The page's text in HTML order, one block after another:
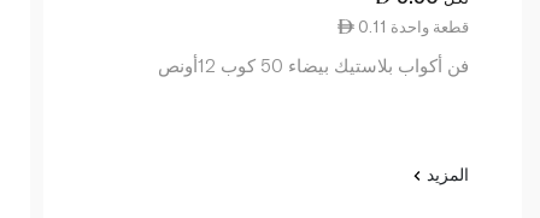
0.11 قطعة واحدة
فن أكواب بلاستيك بيضاء 50 كوب 12أونص
المزيد